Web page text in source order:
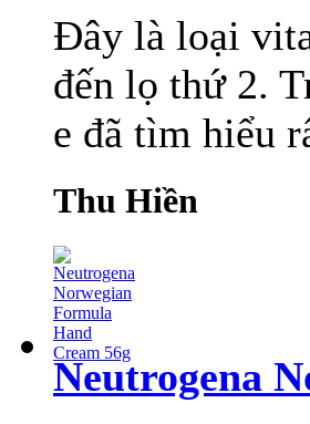
Đây là loại
đến lọ thứ 2.
e đã tìm hiểu
Thu Hiền
Neutrogena